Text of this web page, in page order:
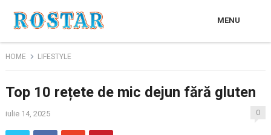
MENU
HOME LIFESTYLE
Top 10 rețete de mic dejun fără gluten
iulie 14, 2025 0